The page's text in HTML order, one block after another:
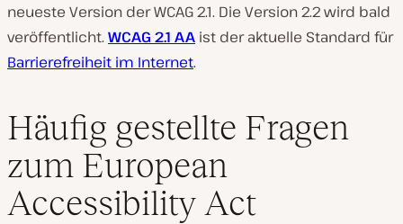
neueste Version der WCAG 2.1. Die Version 2.2 wird bald
veröffentlicht. WCAG 2.1 AA ist der aktuelle Standard für
Barrierefreiheit im Internet.
Häufig gestellte Fragen
zum European
Accessibility Act